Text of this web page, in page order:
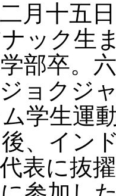
月十五
ック生
部卒。
ョクジ
学生運
、イン
代表に抜